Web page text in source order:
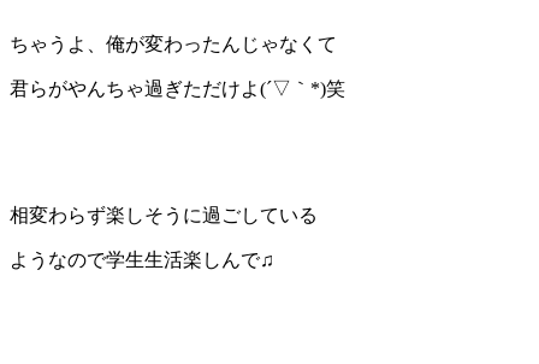
ちゃうよ、俺が変わったんじゃなくて
君らがやんちゃ過ぎただけよ(´▽｀*)笑
相変わらず楽しそうに過ごしている
ようなので学生生活楽しんで♫